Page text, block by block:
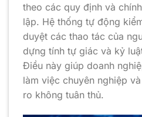
theo các quy định và
lập. Hệ thống tự động
duyệt các thao tác của
dựng tính tự giác và kỷ
Điều này giúp doanh
làm việc chuyên nghiệp
ro không tuân thủ.